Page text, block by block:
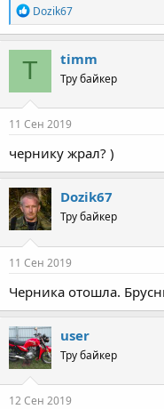
R
e
a
c
t
o
n
s
Dozik67
T timm
Тру байкер
11 Сен 2019
чернику жрал? )
Dozik67
Тру байкер
11 Сен 2019
Черника отошла.
user
Тру байкер
12 Сен 2019